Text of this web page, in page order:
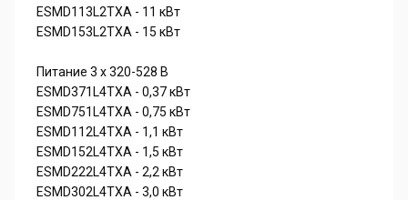
ESMD113L2TXA - 11 кВт
ESMD153L2TXA - 15 кВт
Питание 3 х 320-528 В
ESMD371L4TXA - 0,37 кВт
ESMD751L4TXA - 0,75 кВт
ESMD112L4TXA - 1,1 кВт
ESMD152L4TXA - 1,5 кВт
ESMD222L4TXA - 2,2 кВт
ESMD302L4TXA - 3,0 кВт